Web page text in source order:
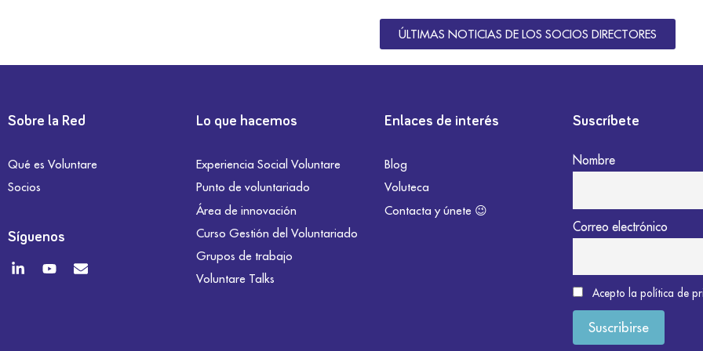
ÚLTIMAS NOTICIAS DE LOS SOCIOS DIRECTORES
Sobre la Red
Qué es Voluntare
Socios
Síguenos
Lo que hacemos
Experiencia Social Voluntare
Punto de voluntariado
Área de innovación
Curso Gestión del Voluntariado
Grupos de trabajo
Voluntare Talks
Enlaces de interés
Blog
Voluteca
Contacta y únete 😉
Suscríbete
Nombre
Correo electrónico
Acepto la política de